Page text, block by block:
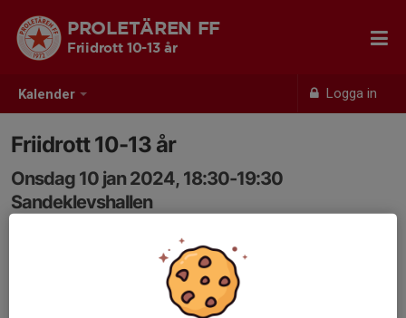
Kalender Logga in
PROLETÄREN FF
Friidrott 10-13 år
Friidrott 10-13 år
Onsdag 10 jan 2024, 18:30-19:30
Sandeklevshallen